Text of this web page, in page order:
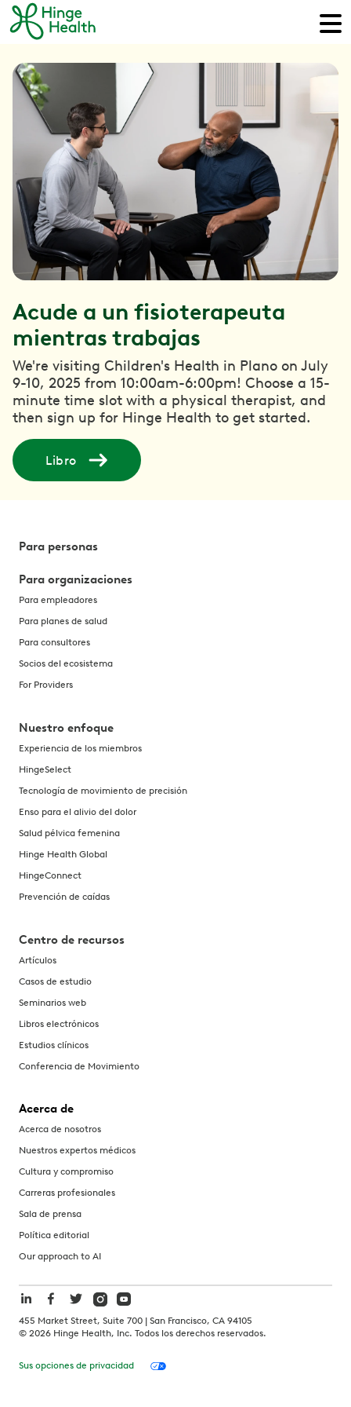
Acude a un fisioterapeuta
mientras trabajas
We're visiting Children's Health in Plano on July
9-10, 2025 from 10:00am-6:00pm! Choose a 15-
minute time slot with a physical therapist, and
then sign up for Hinge Health to get started.
Libro
Para personas
Para organizaciones
Para empleadores
Para planes de salud
Para consultores
Socios del ecosistema
For Providers
Nuestro enfoque
Experiencia de los miembros
HingeSelect
Tecnología de movimiento de precisión
Enso para el alivio del dolor
Salud pélvica femenina
Hinge Health Global
HingeConnect
Prevención de caídas
Centro de recursos
Artículos
Casos de estudio
Seminarios web
Libros electrónicos
Estudios clínicos
Conferencia de Movimiento
Acerca de
Acerca de nosotros
Nuestros expertos médicos
Cultura y compromiso
Carreras profesionales
Sala de prensa
Política editorial
Our approach to AI
455 Market Street, Suite 700 | San Francisco, CA 94105
© 2026 Hinge Health, Inc. Todos los derechos reservados.
Sus opciones de privacidad